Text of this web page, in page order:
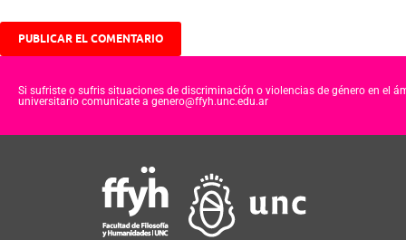
Si sufriste o sufris situaciones de discriminación o violencias de género en el
universitario comunicate a genero@ffyh.unc.edu.ar